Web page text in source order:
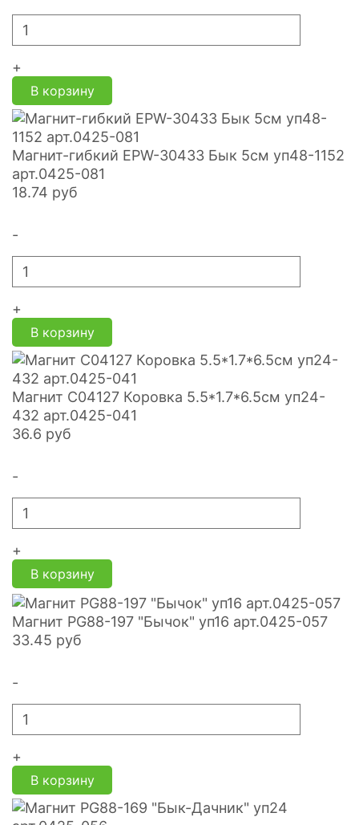
+
В корзину
Магнит-гибкий EPW-30433 Бык 5см уп48-1152
арт.0425-081
18.74 руб
-
+
В корзину
Магнит С04127 Коровка 5.5*1.7*6.5см уп24-
432 арт.0425-041
36.6 руб
-
+
В корзину
Магнит PG88-197 "Бычок" уп16 арт.0425-057
33.45 руб
-
+
В корзину